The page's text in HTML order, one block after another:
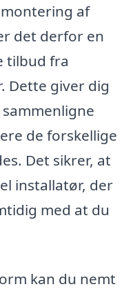
af
det derfor en
tilbud fra
Dette giver dig
de forskellige
Det sikrer, at
installatør, der
med at du
kan du nemt